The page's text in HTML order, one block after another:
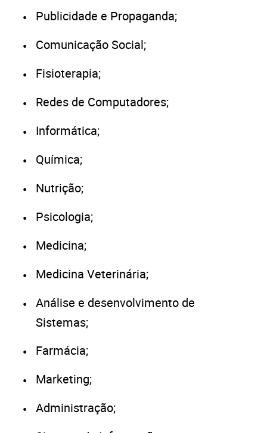
Publicidade e Propaganda;
Comunicação Social;
Fisioterapia;
Redes de Computadores;
Informática;
Química;
Nutrição;
Psicologia;
Medicina;
Medicina Veterinária;
Análise e desenvolvimento de
Sistemas;
Farmácia;
Marketing;
Administração;